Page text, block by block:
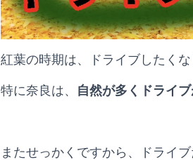
紅葉の時期は、ドライブしたくな
特に奈良は、 自然が多くドライ
またせっかくですから、ドライ